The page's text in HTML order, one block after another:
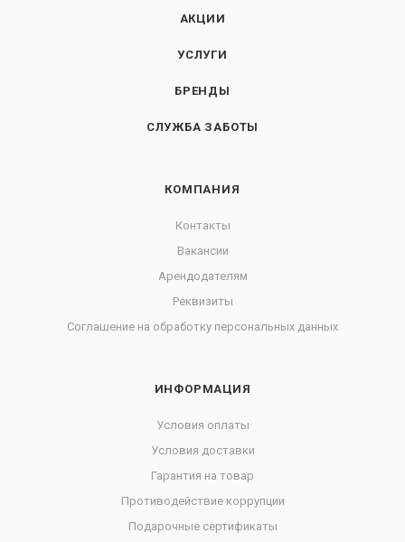
АКЦИИ
УСЛУГИ
БРЕНДЫ
СЛУЖБА ЗАБОТЫ
КОМПАНИЯ
Контакты
Вакансии
Арендодателям
Реквизиты
Соглашение на обработку персональных данных
ИНФОРМАЦИЯ
Условия оплаты
Условия доставки
Гарантия на товар
Противодействие коррупции
Подарочные сертификаты